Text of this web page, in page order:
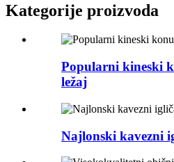
Kategorije proizvoda
Popularni kineski
ležaj
Najlonski kavezni